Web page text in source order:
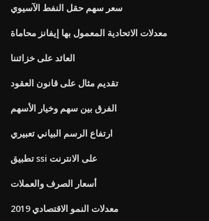
سعر سهم حقل النفط الآسيوي
معدلات الاتحادية المعمول بها إيفانز محاماة
العائد على خزائننا
تقديم مثال على قانون العقود
الفرق بين سهم وخيار الأسهم
ارتفاع الرسم البياني تعبيري
تطبيق ssi على الانترنت
أسعار الصرف والعملات
معدلات النمو الاقتصادي 2019